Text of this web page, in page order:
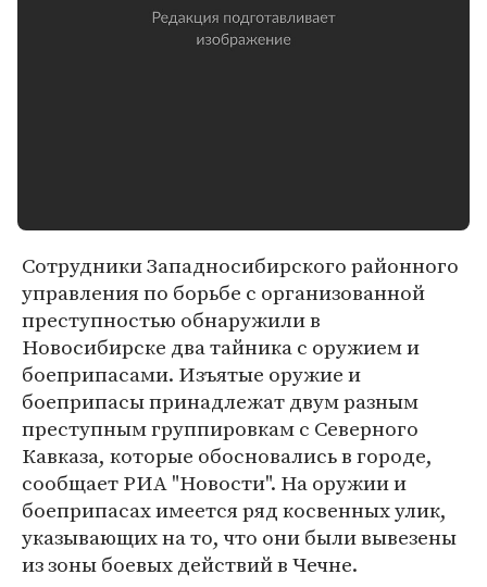
Сотрудники Западносибирского районного
управления по борьбе с организованной
преступностью обнаружили в
Новосибирске два тайника с оружием и
боеприпасами. Изъятые оружие и
боеприпасы принадлежат двум разным
преступным группировкам с Северного
Кавказа, которые обосновались в городе,
сообщает РИА "Новости". На оружии и
боеприпасах имеется ряд косвенных улик,
указывающих на то, что они были вывезены
из зоны боевых действий в Чечне.